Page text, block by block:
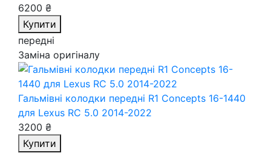
6200 ₴
Купити
передні
Заміна оригіналу
Гальмівні колодки передні R1 Concepts 16-1440
для Lexus RC 5.0 2014-2022
3200 ₴
Купити